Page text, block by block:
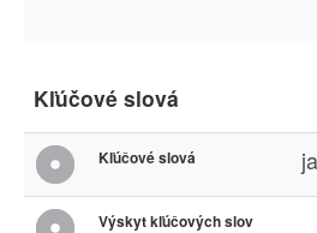
Kľúčové slová
Kľúčové slová
Výskyt kľúčových slov